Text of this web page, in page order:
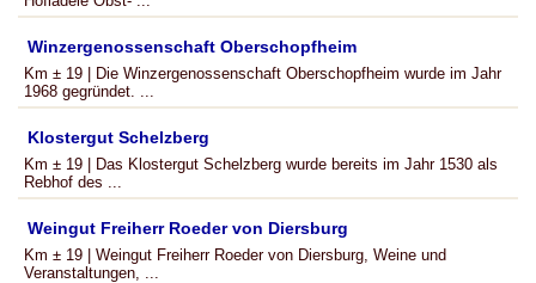
Winzergenossenschaft Oberschopfheim
Km ± 19 | Die Winzergenossenschaft Oberschopfheim wurde im Jahr
1968 gegründet. ...
Klostergut Schelzberg
Km ± 19 | Das Klostergut Schelzberg wurde bereits im Jahr 1530 als
Rebhof des ...
Weingut Freiherr Roeder von Diersburg
Km ± 19 | Weingut Freiherr Roeder von Diersburg, Weine und
Veranstaltungen, ...